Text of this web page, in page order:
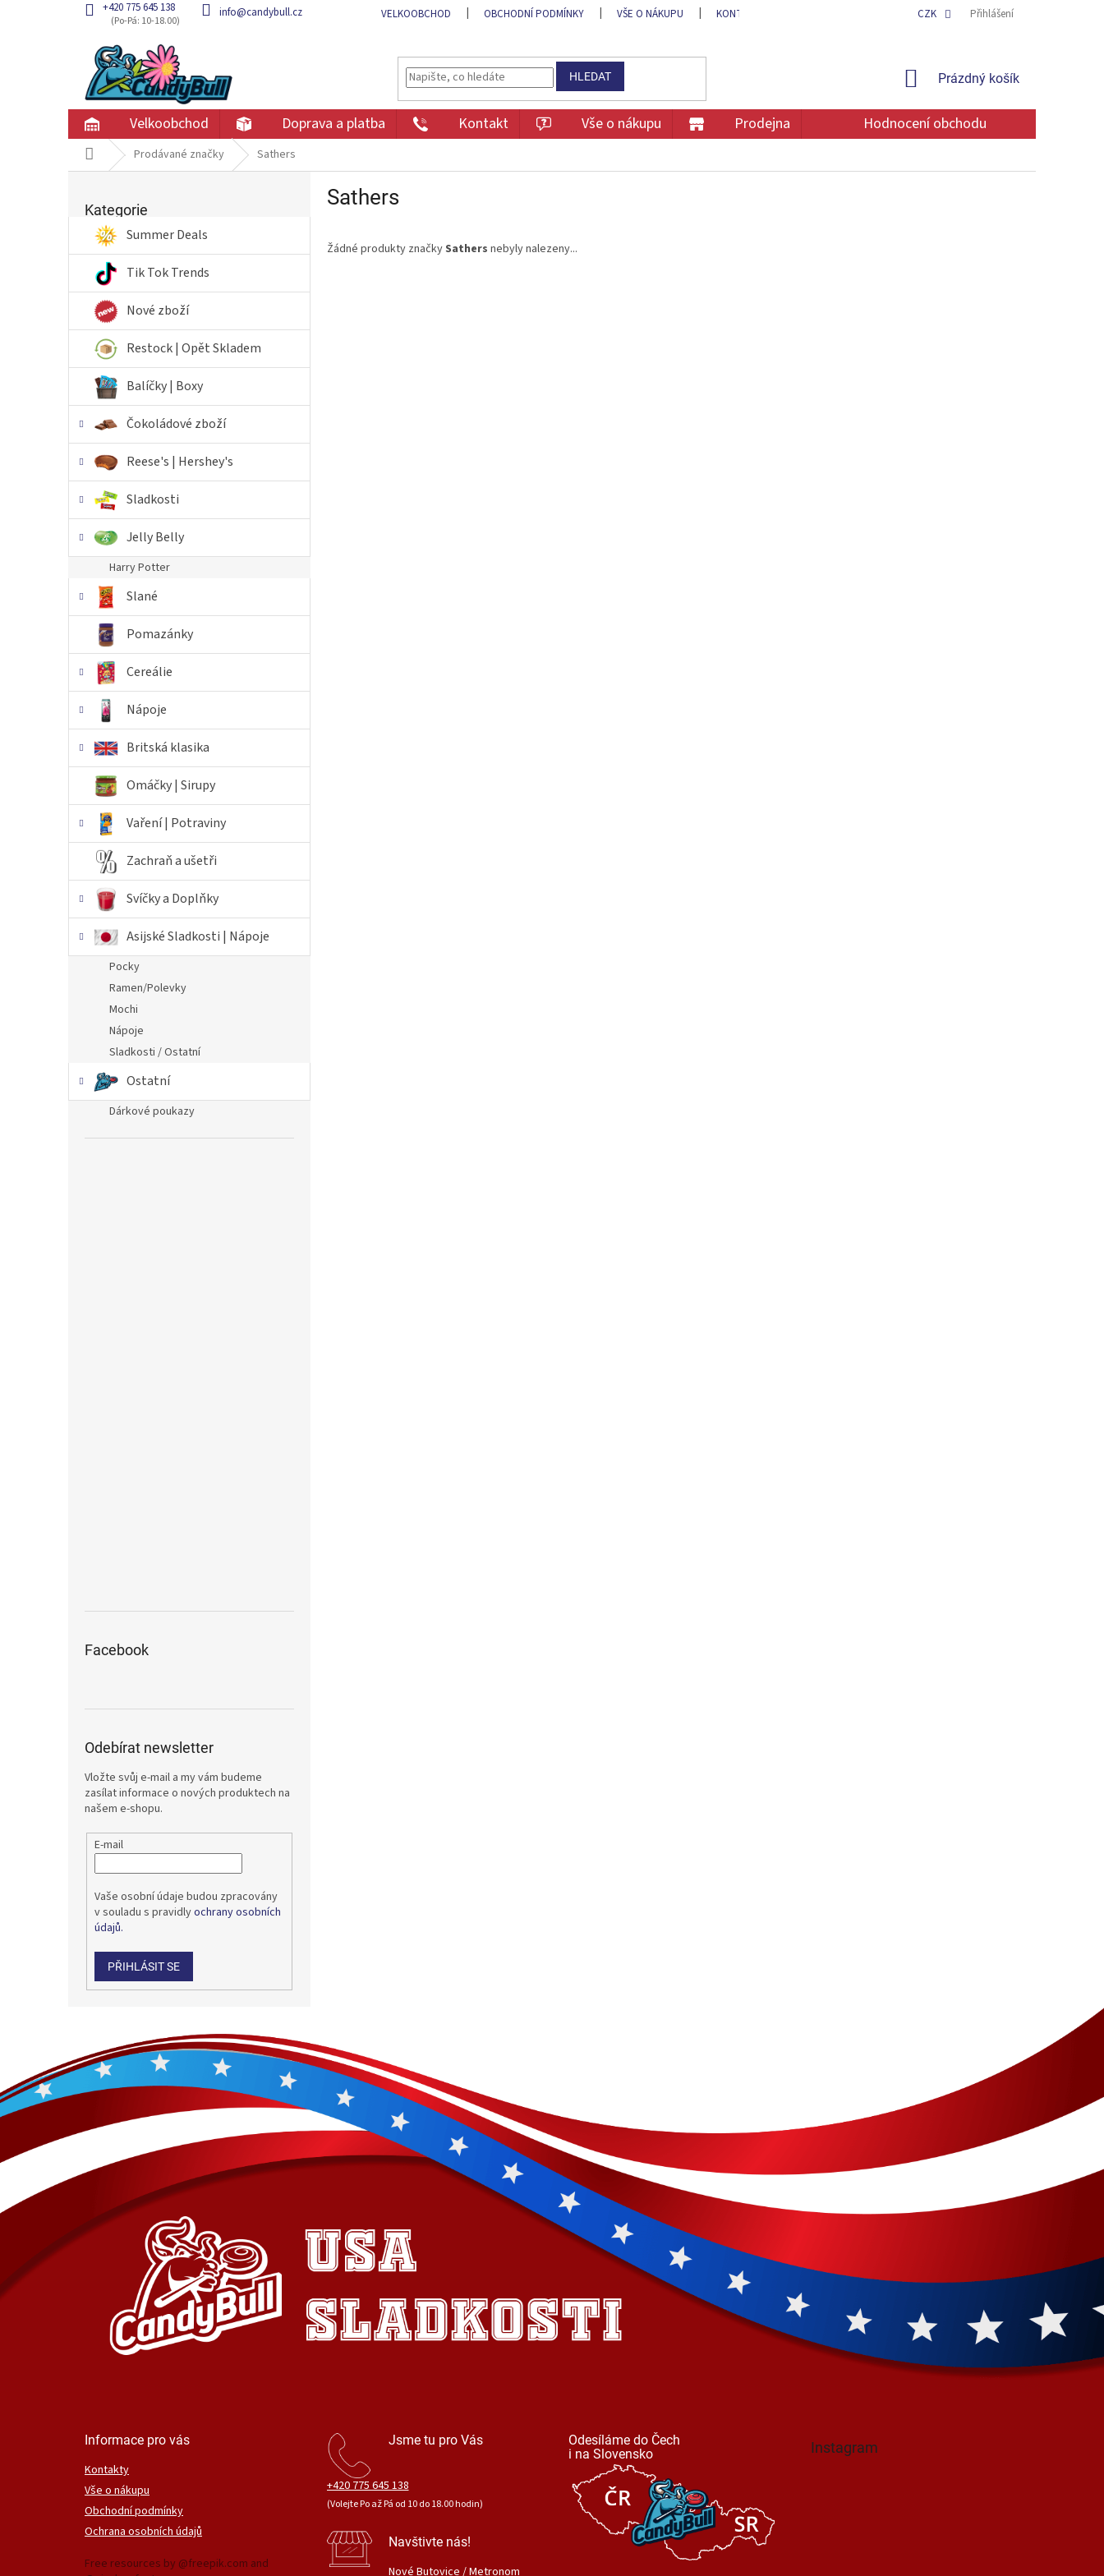
+420 775 645 138 info@candybull.cz VELKOOBCHOD OBCHODNÍ PODMÍNKY VŠE O NÁKUPU KONTAKT OCHRANA OSOBNÍCH ÚDAJŮCZK Přihlášení
HLEDAT
NÁKUPNÍ
Prázdný košík
Velkoobchod Doprava a platba Kontakt Vše o nákupu Prodejna Hodnocení obchodu
Domů Prodávané značky Sathers
r
n
í
kategorie
Kategorie
Summer Deals
Tik Tok Trends
Nové zboží
Restock | Opět Skladem
Balíčky | Boxy
Čokoládové zboží
Reese's | Hershey's
Sladkosti
Jelly Belly
Harry Potter
Slané
Pomazánky
Cereálie
Nápoje
Britská klasika
Omáčky | Sirupy
Vaření | Potraviny
Zachraň a ušetři
Svíčky a Doplňky
Asijské Sladkosti | Nápoje
Pocky
Ramen/Polevky
Mochi
Nápoje
Sladkosti / Ostatní
Ostatní
Dárkové poukazy
Facebook
Odebírat newsletter
Vložte svůj e-mail a my vám budeme
zasílat informace o nových produktech na
našem e-shopu.
E-mail
Vaše osobní údaje budou zpracovány
v souladu s pravidlyochrany osobních
údajů.
PŘIHLÁSIT SE
Sathers
Žádné produkty značkySathers nebyly nalezeny...
t
í
Informace pro vás
Kontakty
Vše o nákupu
Obchodní podmínky
Ochrana osobních údajů
Free resources by @freepik.com and
Jsme tu pro Vás
+420 775 645 138
(Volejte Po až Pá od 10 do 18.00 hodin)
Navštivte nás!
Nové Butovice / Metronom
Odesíláme do Čech
i na Slovensko
Instagram